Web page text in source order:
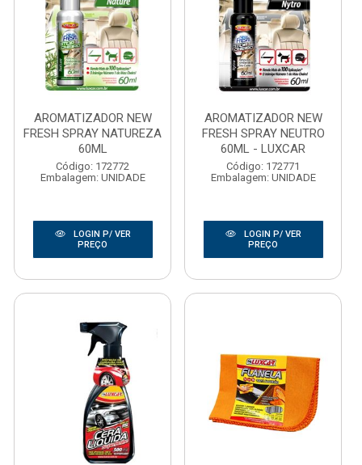
AROMATIZADOR NEW
FRESH SPRAY NATUREZA
60ML
Código: 172772
Embalagem: UNIDADE
LOGIN P/ VER
PREÇO
AROMATIZADOR NEW
FRESH SPRAY NEUTRO
60ML - LUXCAR
Código: 172771
Embalagem: UNIDADE
LOGIN P/ VER
PREÇO